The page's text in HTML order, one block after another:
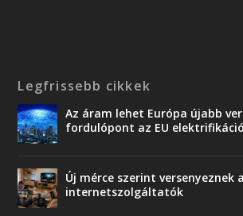
Legfrissebb cikkek
Az áram lehet Európa újabb
fordulópont az EU
Új mérce szerint versenyeznek
internetszolgáltatók